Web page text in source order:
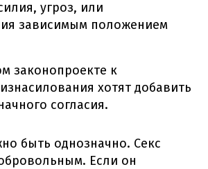
угроз, или
зависимым положением
законопроекте к
хотят добавить
согласия.
быть однозначно. Секс
Если он